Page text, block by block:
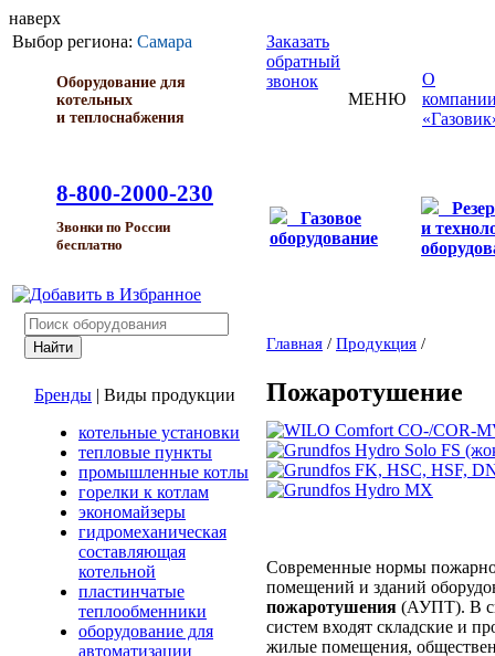
наверх
Выбор региона: Самара
Оборудование для
котельных
и теплоснабжения
8-800-2000-230
Звонки по России
бесплатно
Заказать
обратный
звонок
МЕНЮ
О
Газовое
оборудование
и
Бренды | Виды продукции
котельные установки
тепловые пункты
промышленные котлы
горелки к котлам
экономайзеры
гидромеханическая
составляющая
котельной
пластинчатые
теплообменники
оборудование для
автоматизации
Главная / Продукция /
Пожаротушение
Современные нормы
помещений и зданий
пожаротушения (АУПТ). В
систем входят складские и
жилые помещения,